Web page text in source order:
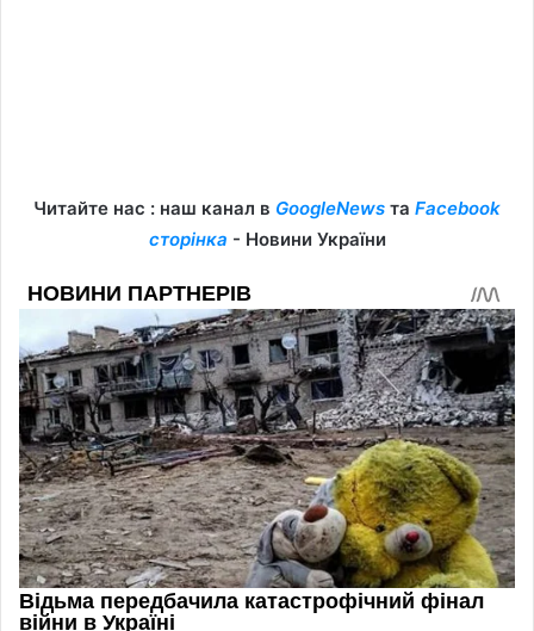
Читайте нас : наш канал в GoogleNews та Facebook
сторінка - Новини України